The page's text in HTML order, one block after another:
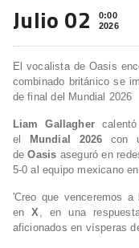
Julio 02
0:00
2026
El vocalista de Oasis
combinado británico se
de final del Mundial 2026
Liam Gallagher
el
Mundial 2026
con
de Oasis aseguró en
5-0 al equipo mexicano
'Creo que venceremos a
en
X, en una
aficionados en vísperas